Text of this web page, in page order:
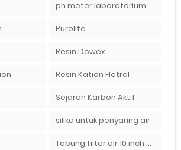
ph meter laboratorium
Purolite
Resin Dowex
Resin Kation Flotrol
Sejarah Karbon Aktif
silika untuk penyaring air
Tabung filter air 10 inch Agen tabung filter nanotec di bandung"